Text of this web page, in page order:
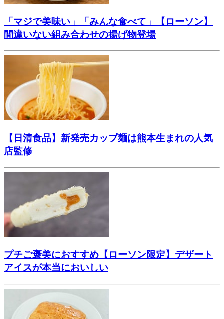
「マジで美味い」「みんな食べて」【ローソン】
間違いない組み合わせの揚げ物登場
【日清食品】新発売カップ麺は熊本生まれの人気
店監修
プチご褒美におすすめ【ローソン限定】デザート
アイスが本当においしい